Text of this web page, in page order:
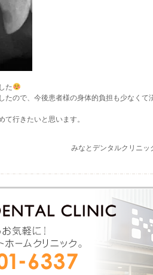
た
たので、今後患者様の身体的負担も少なくて
て行きたいと思います。
みなとデンタルクリニッ